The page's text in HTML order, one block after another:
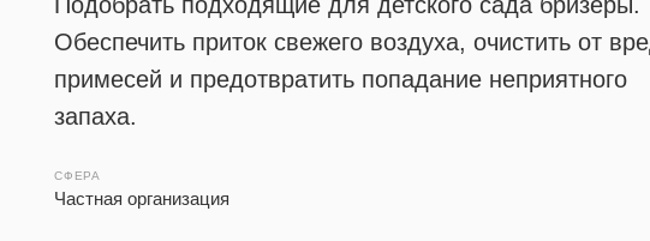
Обеспечить приток свежего воздуха, очистить от
примесей и предотвратить попадание неприятного
запаха.
СФЕРА
Частная организация